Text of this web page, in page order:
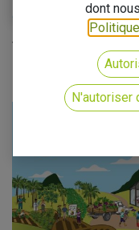
Voici le nouveau
dont
N'autoriser